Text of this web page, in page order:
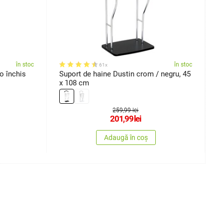
în stoc
închis
61x în stoc
Suport de haine Dustin crom / negru, 45
x 108 cm
259,99 lei
201,99lei
Adaugă în coș